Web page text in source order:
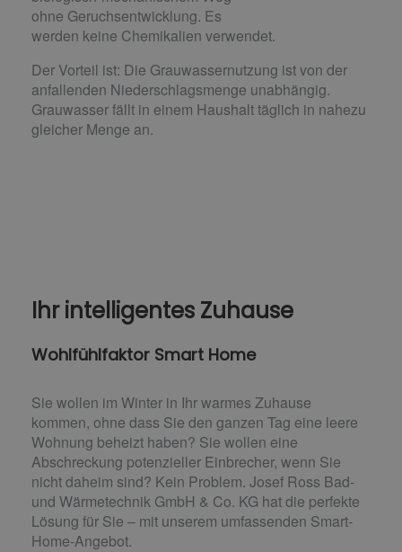
ohne Geruchsentwicklung. Es
werden keine Chemikalien verwendet.
Der Vorteil ist: Die Grauwassernutzung ist von der
anfallenden Niederschlagsmenge unabhängig.
Grauwasser fällt in einem Haushalt täglich in nahezu
gleicher Menge an.
Ihr intelligentes Zuhause
Wohlfühlfaktor Smart Home
Sie wollen im Winter in Ihr warmes Zuhause
kommen, ohne dass Sie den ganzen Tag eine leere
Wohnung beheizt haben? Sie wollen eine
Abschreckung potenzieller Einbrecher, wenn Sie
nicht daheim sind? Kein Problem. Josef Ross Bad-
und Wärmetechnik GmbH & Co. KG hat die perfekte
Lösung für Sie – mit unserem umfassenden Smart-
Home-Angebot.